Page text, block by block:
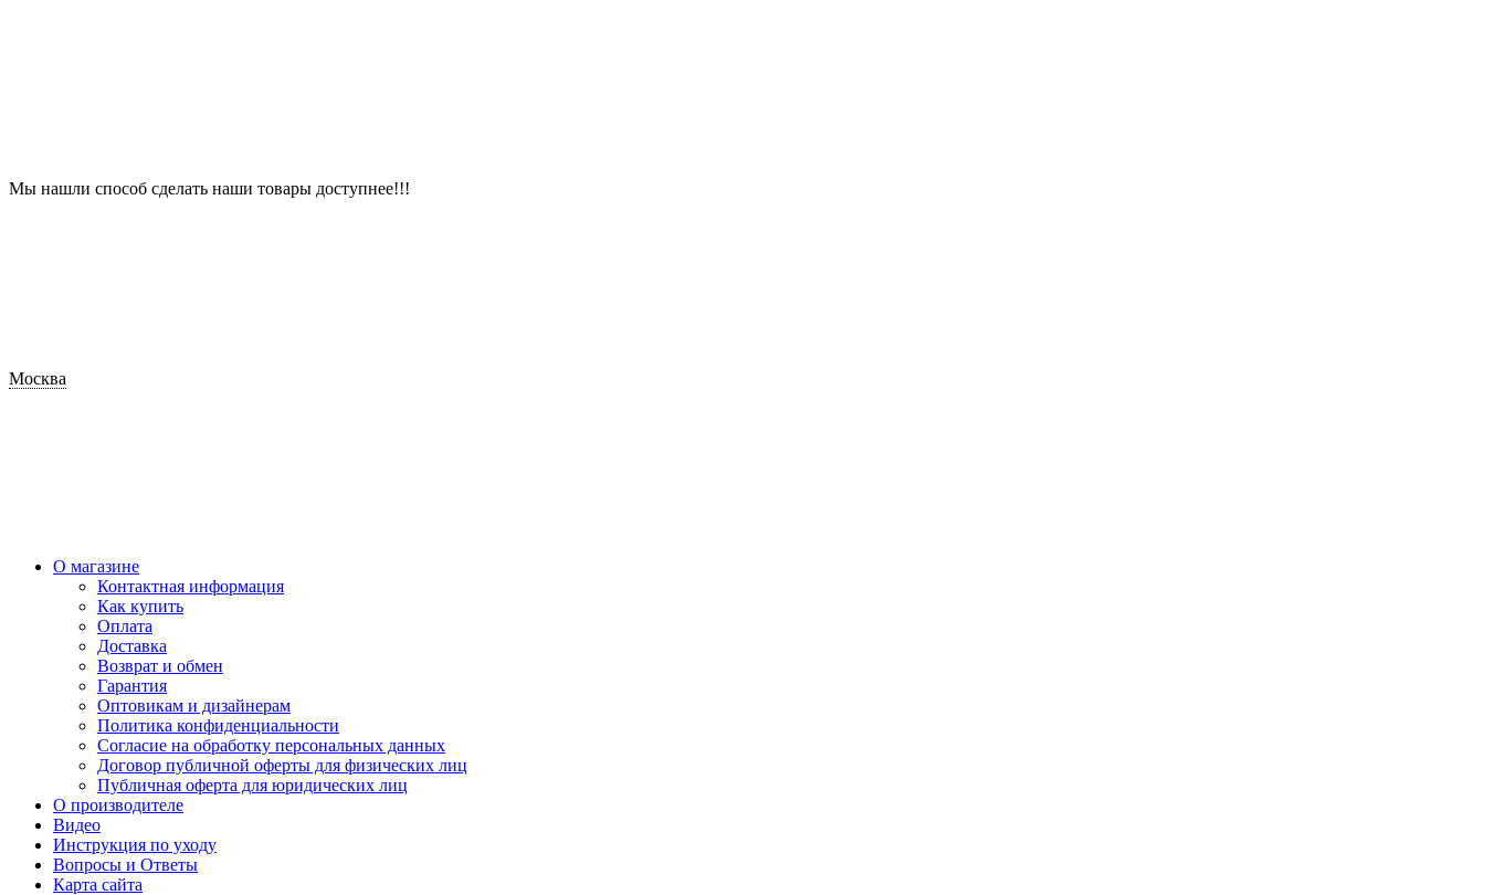
Мы нашли способ сделать наши товары доступнее!!!
Москва
О магазине
Контактная информация
Как купить
Оплата
Доставка
Возврат и обмен
Гарантия
Оптовикам и дизайнерам
Политика конфиденциальности
Согласие на обработку персональных данных
Договор публичной оферты для физических лиц
Публичная оферта для юридических лиц
О производителе
Видео
Инструкция по уходу
Вопросы и Ответы
Карта сайта